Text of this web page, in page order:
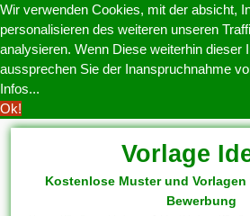
Wir verwenden Cookies, mit der absicht,
personalisieren des weiteren unseren
analysieren. Wenn Diese weiterhin dieser
aussprechen Sie der Inanspruchnahme
Infos...
Ok!
Vorlage
Kostenlose Muster und
Bewerbung